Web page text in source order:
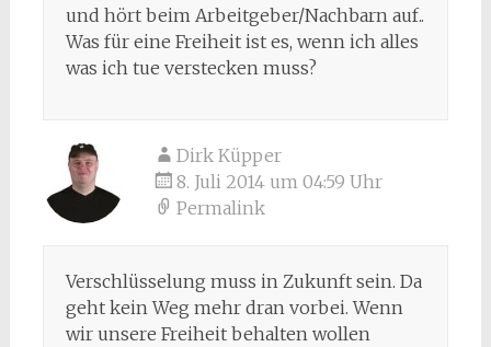
und hört beim Arbeitgeber/Nachbarn auf..
Was für eine Freiheit ist es, wenn ich alles
was ich tue verstecken muss?
Dirk Küpper
8. Juli 2014 um 04:59 Uhr
Permalink
Verschlüsselung muss in Zukunft sein. Da
geht kein Weg mehr dran vorbei. Wenn
wir unsere Freiheit behalten wollen